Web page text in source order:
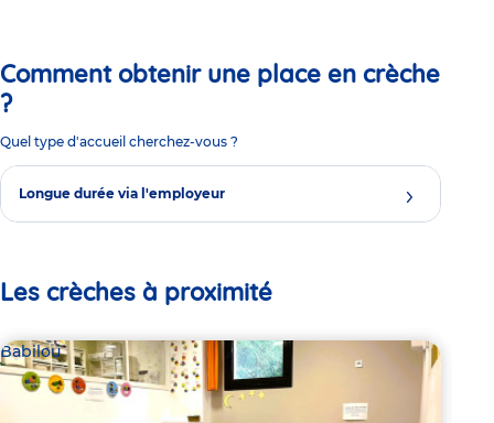
Comment obtenir une place en crèche
?
Quel type d'accueil cherchez-vous ?
Longue durée via l'employeur
Les crèches à proximité
Babilou